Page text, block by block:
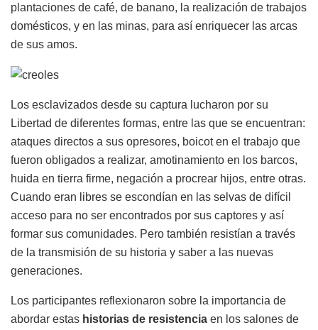
plantaciones de café, de banano, la realización de trabajos
domésticos, y en las minas, para así enriquecer las arcas
de sus amos.
Los esclavizados desde su captura lucharon por su
Libertad de diferentes formas, entre las que se encuentran:
ataques directos a sus opresores, boicot en el trabajo que
fueron obligados a realizar, amotinamiento en los barcos,
huida en tierra firme, negación a procrear hijos, entre otras.
Cuando eran libres se escondían en las selvas de difícil
acceso para no ser encontrados por sus captores y así
formar sus comunidades. Pero también resistían a través
de la transmisión de su historia y saber a las nuevas
generaciones.
Los participantes reflexionaron sobre la importancia de
abordar estas historias de resistencia en los salones de